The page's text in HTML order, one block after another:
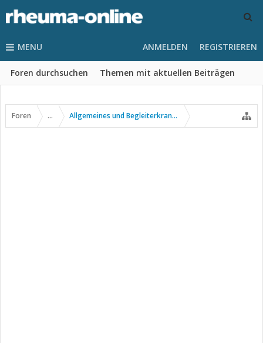
MENU
Foren durchsuchen Themen mit aktuellen Beiträgen
ANMELDEN REGISTRIEREN
Foren ... Allgemeines und Begleiterkrankungen